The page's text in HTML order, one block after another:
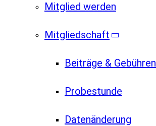
Mitglied werden
Mitgliedschaft
Beiträge & Gebühren
Probestunde
Datenänderung